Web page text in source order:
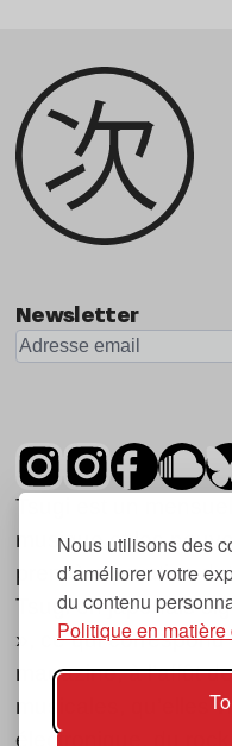
Nous utilisons des
d’améliorer votre
du contenu
Politique en
Newsletter
Tsugi est un
musique et les
première parution
Tsugi en japonais
», ce qui correspond
magazine, à l’affût
musicales, qu’elles
électronique, du